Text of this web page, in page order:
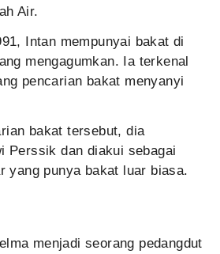
Air.
Intan mempunyai bakat di
mengagumkan. Ia terkenal
pencarian bakat menyanyi
bakat tersebut, dia
Perssik dan diakui sebagai
yang punya bakat luar biasa.
menjadi seorang pedangdut